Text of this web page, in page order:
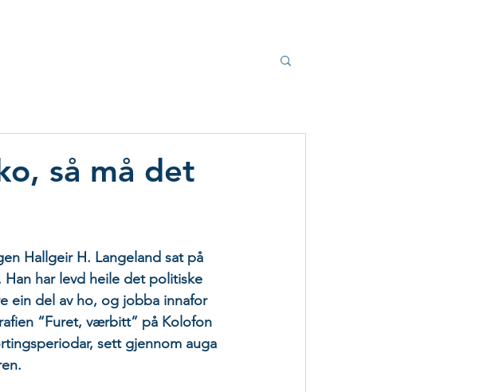
så må det
Hallgeir H. Langeland sat på
Han har levd heile det politiske
ein del av ho, og jobba innafor
“Furet, værbitt” på Kolofon
sett gjennom auga